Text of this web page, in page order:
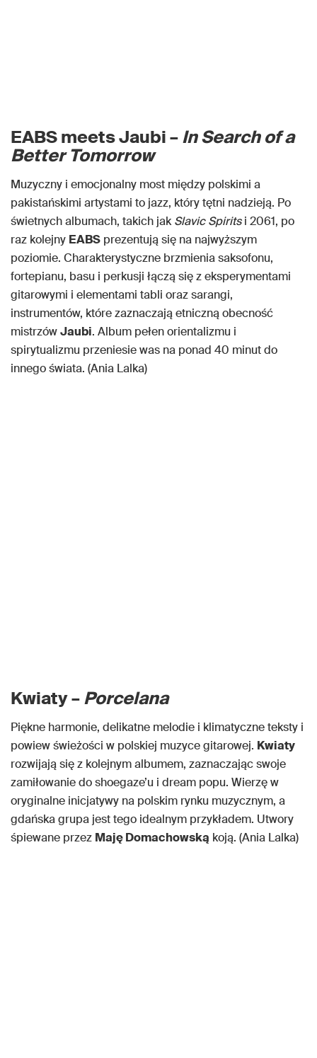
EABS meets Jaubi –In Search of a
Better Tomorrow
Muzyczny i emocjonalny most między polskimi a
pakistańskimi artystami to jazz, który tętni nadzieją. Po
świetnych albumach, takich jakSlavic Spiritsi 2061, po
raz kolejny EABS prezentują się na najwyższym
poziomie. Charakterystyczne brzmienia saksofonu,
fortepianu, basu i perkusji łączą się z eksperymentami
gitarowymi i elementami tabli oraz sarangi,
instrumentów, które zaznaczają etniczną obecność
mistrzówJaubi. Album pełen orientalizmu i
spirytualizmu przeniesie was na ponad 40 minut do
innego świata. (Ania Lalka)
Kwiaty –Porcelana
Piękne harmonie, delikatne melodie i klimatyczne teksty i
powiew świeżości w polskiej muzyce gitarowej. Kwiaty
rozwijają się z kolejnym albumem, zaznaczając swoje
zamiłowanie do shoegaze’u i dream popu. Wierzę w
oryginalne inicjatywy na polskim rynku muzycznym, a
gdańska grupa jest tego idealnym przykładem. Utwory
śpiewane przez Maję Domachowską koją. (Ania Lalka)